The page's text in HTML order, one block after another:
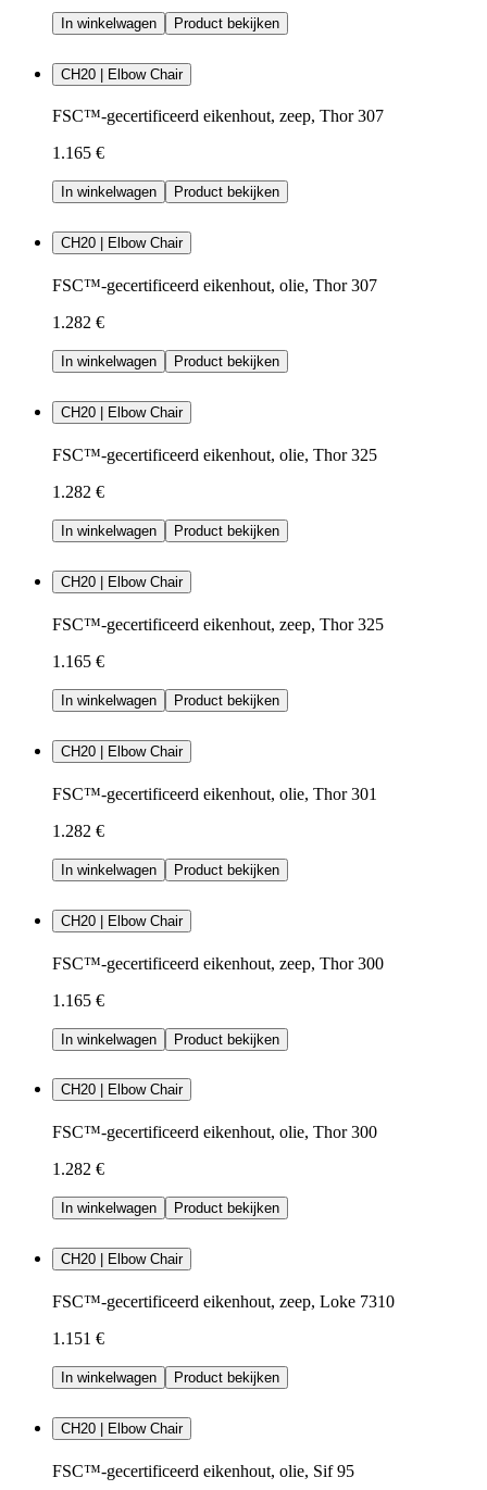
In winkelwagen Product bekijken
CH20 | Elbow Chair
FSC™-gecertificeerd eikenhout, zeep, Thor 307
1.165 €
In winkelwagen Product bekijken
CH20 | Elbow Chair
FSC™-gecertificeerd eikenhout, olie, Thor 307
1.282 €
In winkelwagen Product bekijken
CH20 | Elbow Chair
FSC™-gecertificeerd eikenhout, olie, Thor 325
1.282 €
In winkelwagen Product bekijken
CH20 | Elbow Chair
FSC™-gecertificeerd eikenhout, zeep, Thor 325
1.165 €
In winkelwagen Product bekijken
CH20 | Elbow Chair
FSC™-gecertificeerd eikenhout, olie, Thor 301
1.282 €
In winkelwagen Product bekijken
CH20 | Elbow Chair
FSC™-gecertificeerd eikenhout, zeep, Thor 300
1.165 €
In winkelwagen Product bekijken
CH20 | Elbow Chair
FSC™-gecertificeerd eikenhout, olie, Thor 300
1.282 €
In winkelwagen Product bekijken
CH20 | Elbow Chair
FSC™-gecertificeerd eikenhout, zeep, Loke 7310
1.151 €
In winkelwagen Product bekijken
CH20 | Elbow Chair
FSC™-gecertificeerd eikenhout, olie, Sif 95